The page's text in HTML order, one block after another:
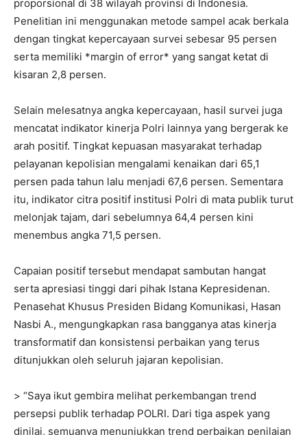
proporsional di 38 wilayah provinsi di Indonesia.
Penelitian ini menggunakan metode sampel acak berkala
dengan tingkat kepercayaan survei sebesar 95 persen
serta memiliki *margin of error* yang sangat ketat di
kisaran 2,8 persen.
Selain melesatnya angka kepercayaan, hasil survei juga
mencatat indikator kinerja Polri lainnya yang bergerak ke
arah positif. Tingkat kepuasan masyarakat terhadap
pelayanan kepolisian mengalami kenaikan dari 65,1
persen pada tahun lalu menjadi 67,6 persen. Sementara
itu, indikator citra positif institusi Polri di mata publik turut
melonjak tajam, dari sebelumnya 64,4 persen kini
menembus angka 71,5 persen.
Capaian positif tersebut mendapat sambutan hangat
serta apresiasi tinggi dari pihak Istana Kepresidenan.
Penasehat Khusus Presiden Bidang Komunikasi, Hasan
Nasbi A., mengungkapkan rasa bangganya atas kinerja
transformatif dan konsistensi perbaikan yang terus
ditunjukkan oleh seluruh jajaran kepolisian.
> “Saya ikut gembira melihat perkembangan trend
persepsi publik terhadap POLRI. Dari tiga aspek yang
dinilai, semuanya menunjukkan trend perbaikan penilaian